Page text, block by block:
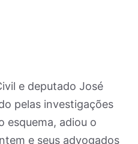
e deputado José
pelas investigações
esquema, adiou o
e seus advogados